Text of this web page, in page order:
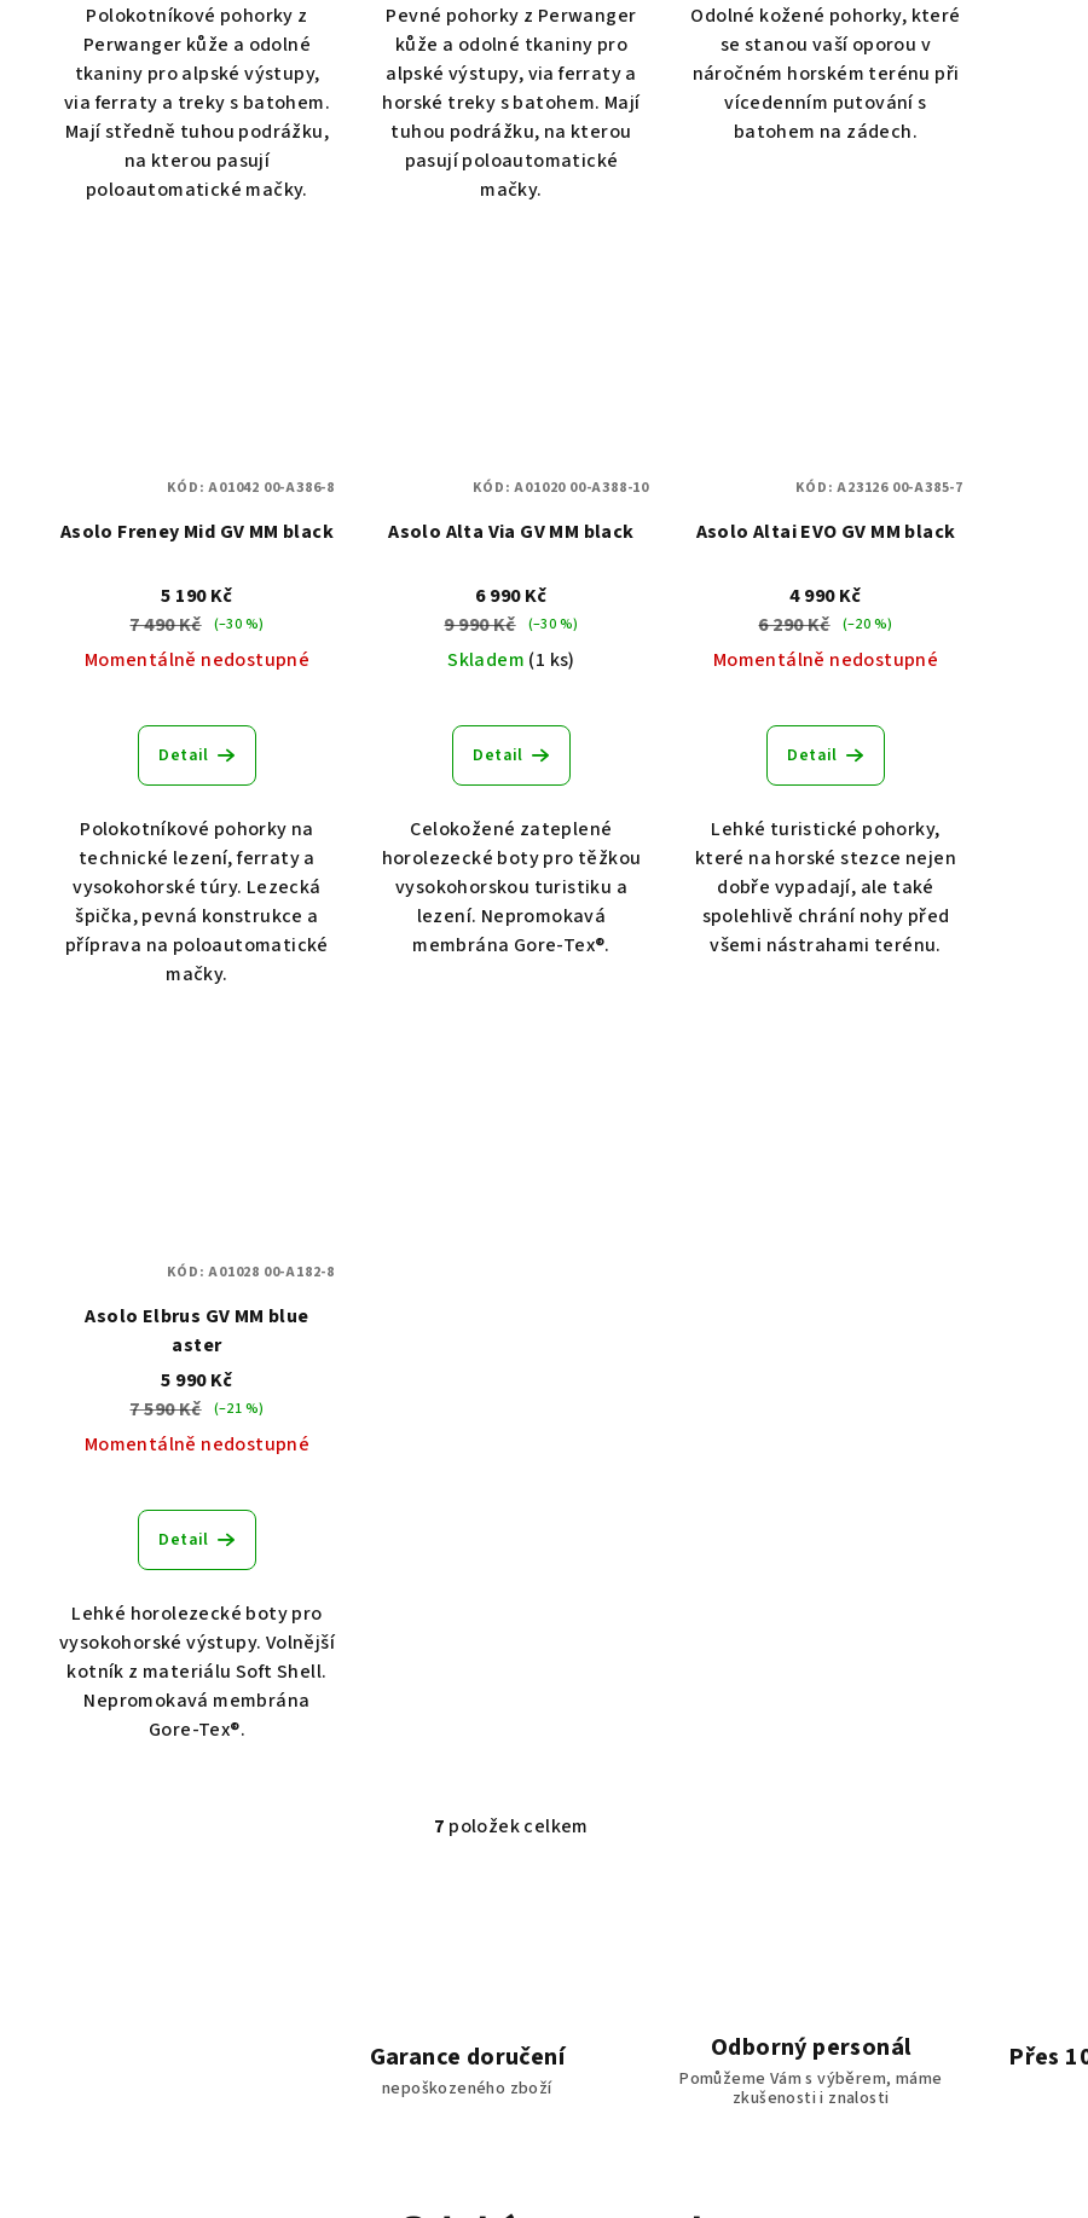
Polokotníkové pohorky z
Perwanger kůže a odolné
tkaniny pro alpské výstupy,
via ferraty a treky s batohem.
Mají středně tuhou podrážku,
na kterou pasují
poloautomatické mačky.
Pevné pohorky z Perwanger
kůže a odolné tkaniny pro
alpské výstupy, via ferraty a
horské treky s batohem. Mají
tuhou podrážku, na kterou
pasují poloautomatické
mačky.
Odolné kožené pohorky, které
se stanou vaší oporou v
náročném horském terénu při
vícedenním putování s
batohem na zádech.
Asolo Freney Mid GV MM black
5 190 Kč
7 490 Kč
(–30 %)
Momentálně nedostupné
Detail
Polokotníkové pohorky na
technické lezení, ferraty a
vysokohorské túry. Lezecká
špička, pevná konstrukce a
příprava na poloautomatické
mačky.
KÓD:A01042 00-A386-8
Asolo Alta Via GV MM black
6 990 Kč
9 990 Kč
(–30 %)
Skladem (1 ks)
Detail
Celokožené zateplené
horolezecké boty pro těžkou
vysokohorskou turistiku a
lezení. Nepromokavá
membrána Gore-Tex®.
KÓD:A01020 00-A388-10
Asolo Altai EVO GV MM black
4 990 Kč
6 290 Kč
(–20 %)
Momentálně nedostupné
Detail
Lehké turistické pohorky,
které na horské stezce nejen
dobře vypadají, ale také
spolehlivě chrání nohy před
všemi nástrahami terénu.
KÓD:A23126 00-A385-7
Asolo Elbrus GV MM blue
aster
5 990 Kč
7 590 Kč
(–21 %)
Momentálně nedostupné
Detail
Lehké horolezecké boty pro
vysokohorské výstupy. Volnější
kotník z materiálu Soft Shell.
Nepromokavá membrána
Gore-Tex®.
KÓD:A01028 00-A182-8
O
c
í
7 položek celkem
Garance doručení
nepoškozeného zboží
Odborný personál
Pomůžeme Vám s výběrem, máme
zkušenosti i znalosti
Přes